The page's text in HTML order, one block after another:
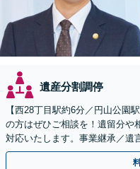
遺産分割調停
【西28丁目駅約6分／円山公園
の方はぜひご相談を！遺留分や
対応いたします。事業継承／遺
家族信託の手続き